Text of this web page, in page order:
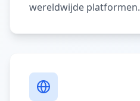
wereldwijde platformen.